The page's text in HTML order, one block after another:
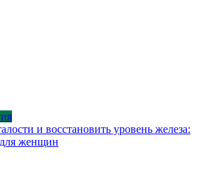
и восстановить уровень железа:
женщин